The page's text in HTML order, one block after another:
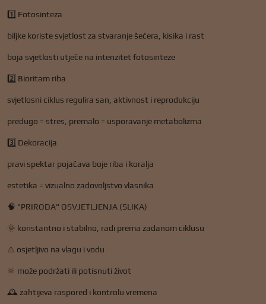
1️⃣ Fotosinteza
biljke koriste svjetlost za stvaranje šećera, kisika i rast
boja svjetlosti utječe na intenzitet fotosinteze
2️⃣ Bioritam riba
svjetlosni ciklus regulira san, aktivnost i reprodukciju
predugo = stres, premalo = usporavanje metabolizma
3️⃣ Dekoracija
pravi spektar pojačava boje riba i koralja
estetika = vizualno zadovoljstvo vlasnika
🧠 "PRIRODA" OSVJETLJENJA (SLIKA)
🌞 konstantno i stabilno, radi prema zadanom ciklusu
⚠️ osjetljivo na vlagu i vodu
🔆 može podržati ili potisnuti život
🕰️ zahtijeva raspored i kontrolu vremena